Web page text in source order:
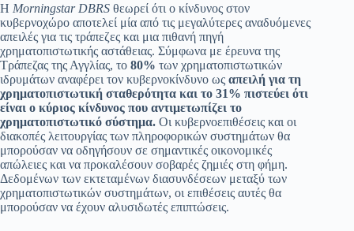
Η Morningstar DBRS θεωρεί ότι ο κίνδυνος στον
κυβερνοχώρο αποτελεί μία από τις μεγαλύτερες αναδυόμενες
απειλές για τις τράπεζες και μια πιθανή πηγή
χρηματοπιστωτικής αστάθειας. Σύμφωνα με έρευνα της
Τράπεζας της Αγγλίας, το 80% των χρηματοπιστωτικών
ιδρυμάτων αναφέρει τον κυβερνοκίνδυνο ως απειλή για τη
χρηματοπιστωτική σταθερότητα και το 31% πιστεύει ότι
είναι ο κύριος κίνδυνος που αντιμετωπίζει το
χρηματοπιστωτικό σύστημα. Οι κυβερνοεπιθέσεις και οι
διακοπές λειτουργίας των πληροφορικών συστημάτων θα
μπορούσαν να οδηγήσουν σε σημαντικές οικονομικές
απώλειες και να προκαλέσουν σοβαρές ζημιές στη φήμη.
Δεδομένων των εκτεταμένων διασυνδέσεων μεταξύ των
χρηματοπιστωτικών συστημάτων, οι επιθέσεις αυτές θα
μπορούσαν να έχουν αλυσιδωτές επιπτώσεις.